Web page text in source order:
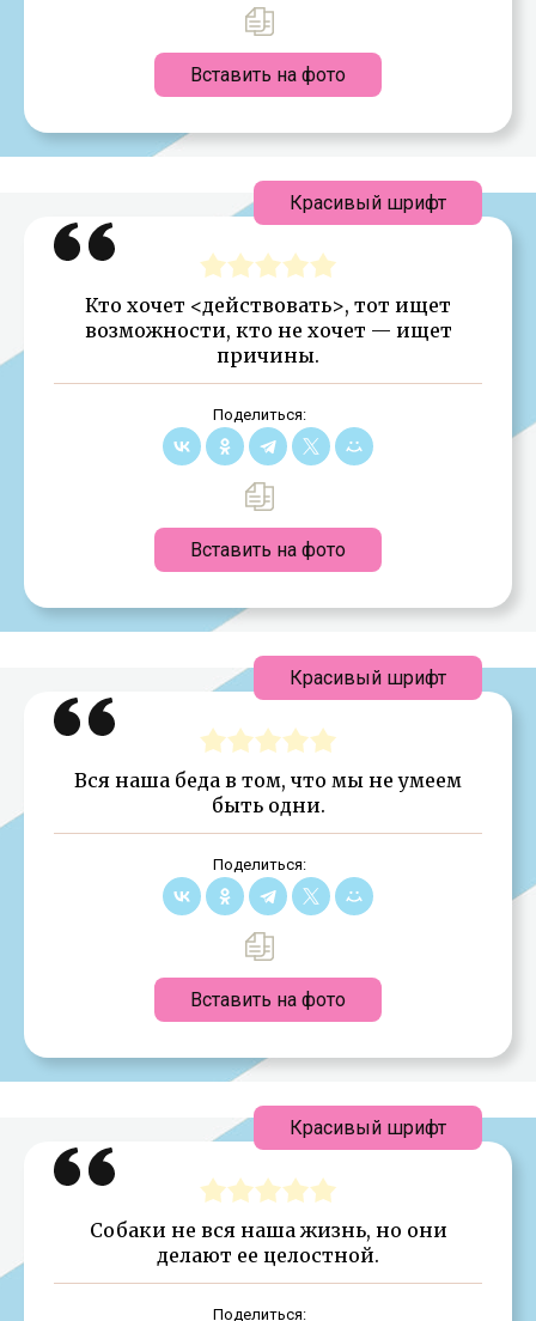
Вставить на фото
Кто хочет <действовать>, тот ищет
возможности, кто не хочет — ищет
причины.
Поделиться:
Вставить на фото
Красивый шрифт
Вся наша беда в том, что мы не умеем
быть одни.
Поделиться:
Вставить на фото
Красивый шрифт
Собаки не вся наша жизнь, но они
делают ее целостной.
Поделиться:
Красивый шрифт